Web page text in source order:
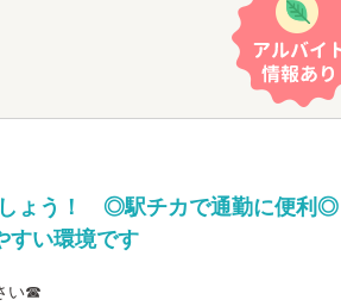
しょう！ ◎駅チカで通勤に便利◎
すい環境です
い☎